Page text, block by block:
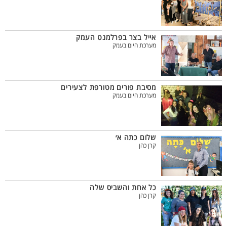
אייל בצר בפרלמנט העמק
מערכת היום בעמק
מסיבת פורים מטורפת לצעירים
מערכת היום בעמק
שלום כתה א׳
קרן כהן
כל אחת והשביס שלה
קרן כהן